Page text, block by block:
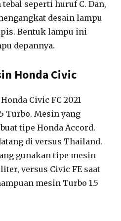
seperti huruf C. Dan,
desain lampu
Bentuk lampu ini
depannya.
Honda Civic
Civic FC 2021
Turbo. Mesin yang
tipe Honda Accord.
di versus Thailand.
gunakan tipe mesin
versus Civic FE saat
mesin Turbo 1.5